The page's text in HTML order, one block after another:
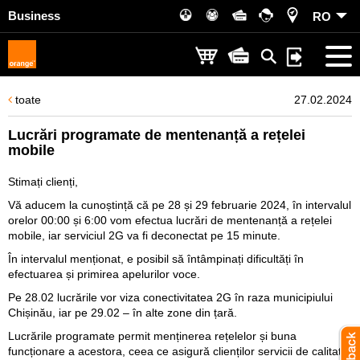
Business RO
toate 27.02.2024
Lucrări programate de mentenanță a rețelei
mobile
Stimați clienți,
Vă aducem la cunoștință că pe 28 și 29 februarie 2024, în intervalul
orelor 00:00 și 6:00 vom efectua lucrări de mentenanță a rețelei
mobile, iar serviciul 2G va fi deconectat pe 15 minute.
În intervalul menționat, e posibil să întâmpinați dificultăți în
efectuarea și primirea apelurilor voce.
Pe 28.02 lucrările vor viza conectivitatea 2G în raza municipiului
Chișinău, iar pe 29.02 – în alte zone din țară.
Lucrările programate permit menținerea rețelelor și buna
funcționare a acestora, ceea ce asigură clienților servicii de calitate